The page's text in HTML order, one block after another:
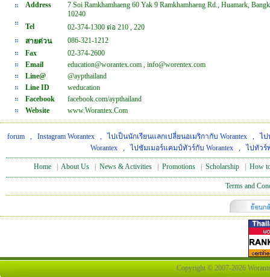
Address
7 Soi Ramkhamhaeng 60 Yak 9 Ramkhamhaeng Rd., Huamark,
10240
Tel
02-374-1300 ต่อ 210 , 220
สายด่วน
086-321-1212
Fax
02-374-2600
Email
education@worantex.com , info@worentex.com
Line@
@aypthailand
Line ID
weducation
Facebook
facebook.com/aypthailand
Website
www.Worantex.Com
forum , Instagram Worantex , ไปเป็นนักเรียนแลกเปลี่ยนอเมริกากับ Worantex , ไป
Worantex, ไปซัมเมอร์แคมป์ทัวร์กับ Worantex, ไปทัวร์
Home About Us News & Activities Promotions Scholarship How
Terms and
Copyright © 2007-2026